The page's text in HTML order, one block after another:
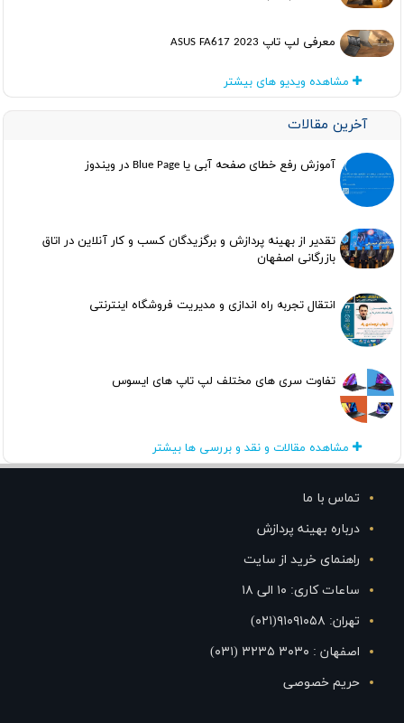
معرفی لپ تاپ ASUS FA617 2023
مشاهده ویدیو های بیشتر
آخرین مقالات
آموزش رفع خطای صفحه آبی یا Blue Page در ویندوز
تقدیر از بهینه پردازش و برگزیدگان کسب و کار آنلاین در اتاق
بازرگانی اصفهان
انتقال تجربه راه اندازی و مدیریت فروشگاه اینترنتی
تفاوت سری های مختلف لپ تاپ های ایسوس
مشاهده مقالات و نقد و بررسی ها بیشتر
تماس با ما
درباره بهینه پردازش
راهنمای خرید از سایت
ساعات کاری: ۱۰ الی ۱۸
تهران: ۹۱۰۹۱۰۵۸(۰۲۱)
اصفهان : ۳۰۳۰ ۳۲۳۵ (۰۳۱)
حریم خصوصی